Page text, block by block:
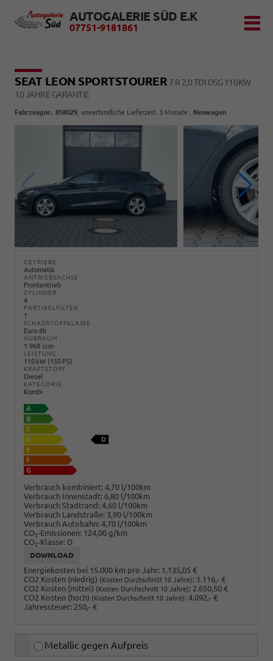
AUTOGALERIE SÜD E.K
07751-9181861
SEAT LEON SPORTSTOURER FR 2,0 TDI DSG 110KW
10 JAHRE GARANTIE
Fahrzeugnr.: 858029 , unverbindliche Lieferzeit: 3 Monate Neuwagen
GETRIEBE
Automatik
ANTRIEBSACHSE
Frontantrieb
ZYLINDER
4
PARTIKELFILTER
1
SCHADSTOFFKLASSE
Euro 6b
HUBRAUM
1.968 ccm
LEISTUNG
110 kW (150 PS)
KRAFTSTOFF
Diesel
KATEGORIE
Kombi
Verbrauch kombiniert: 4,70 l/100km
Verbrauch Innenstadt: 6,80 l/100km
Verbrauch Stadtrand: 4,60 l/100km
Verbrauch Landstraße: 3,90 l/100km
Verbrauch Autobahn: 4,70 l/100km
CO2-Emissionen: 124,00 g/km
CO2-Klasse: D
DOWNLOAD
Energiekosten bei 15.000 km pro Jahr: 1.135,05 €
CO2 Kosten (niedrig) (Kosten Durchschnitt 10 Jahre): 1.116,- €
CO2 Kosten (mittel) (Kosten Durchschnitt 10 Jahre): 2.650,50 €
CO2 Kosten (hoch) (Kosten Durchschnitt 10 Jahre): 4.092,- €
Jahressteuer: 250,- €
Metallic gegen Aufpreis